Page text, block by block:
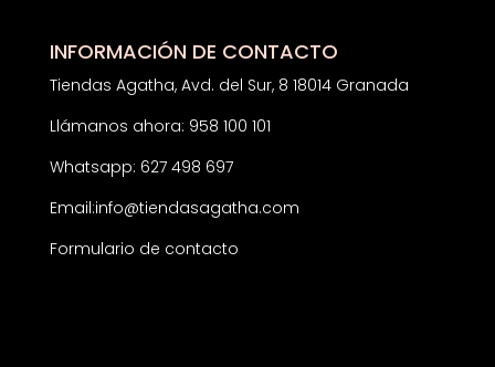
INFORMACIÓN DE CONTACTO
Tiendas Agatha, Avd. del Sur, 8 18014 Granada
Llámanos ahora: 958 100 101
Whatsapp: 627 498 697
Email:info@tiendasagatha.com
Formulario de contacto